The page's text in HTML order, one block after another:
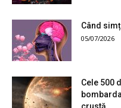
Când
05/07/2026
Cele 500
crustă...